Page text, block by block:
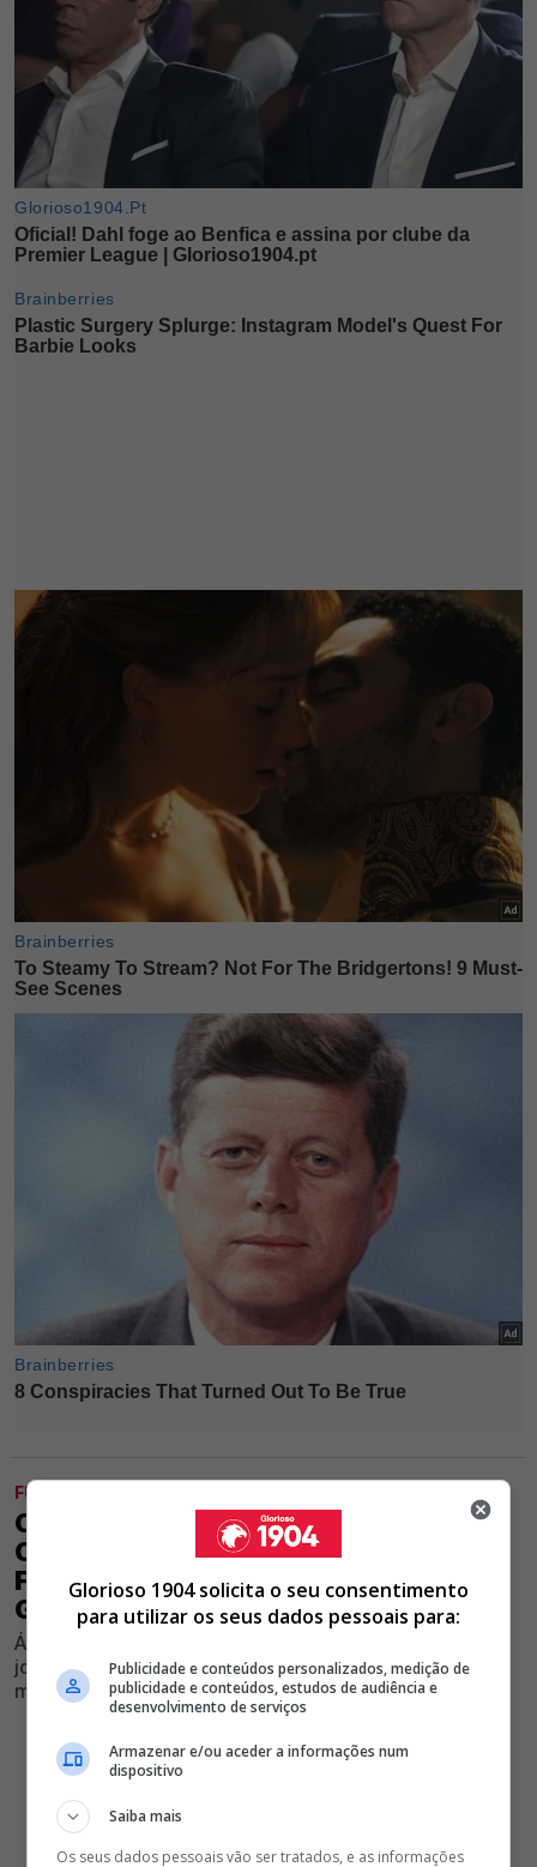
FUTEBOL FORMAÇÃO
OFICIAL! RUI COSTA CONTRATA
CRIATIVO ESQUERDINO A CLUBE DO
FUTEBOL EUROPEU; BENFICA
GARANTE REFORÇO
Águias divulgam nota onde anunciam chegada de
jogador da Lituânia para reforçar a equipa neste
mercado de transferências de verão
Glorioso 1904 solicita o seu consentimento
para utilizar os seus dados pessoais para:
Publicidade e conteúdos personalizados, medição de
publicidade e conteúdos, estudos de audiência e
desenvolvimento de serviços
Armazenar e/ou aceder a informações num
dispositivo
Saiba mais
Os seus dados pessoais vão ser tratados, e as informações